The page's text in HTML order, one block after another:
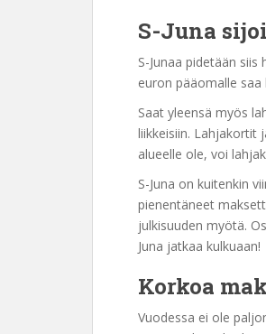
S-Juna
S-Junaa pidetään
euron pääomalle
Saat yleensä myös
liikkeisiin. Lahjakortit
alueelle ole, voi
S-Juna on kuitenkin
pienentäneet
julkisuuden myötä.
Juna jatkaa kulkuaan!
Korkoa
Vuodessa ei ole